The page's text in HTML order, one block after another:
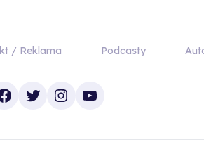
/ Reklama Podcasty
TwitterInstagram
YouTube